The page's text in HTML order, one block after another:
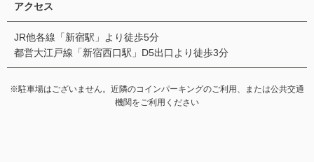
アクセス
JR他各線「新宿駅」より徒歩5分
都営大江戸線「新宿西口駅」D5出口より徒歩3分
※駐車場はございません。近隣のコインパーキングのご利用、または公共交通
機関をご利用ください